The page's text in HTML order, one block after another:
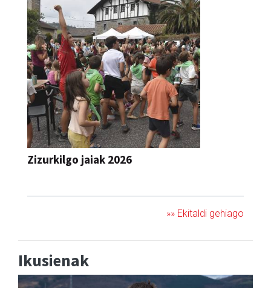
Zizurkilgo jaiak 2026
»» Ekitaldi gehiago
Ikusienak